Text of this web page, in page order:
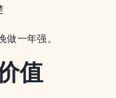
一年强。
值